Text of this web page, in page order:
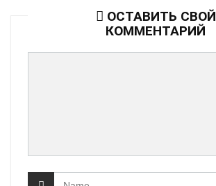
ОСТАВИТЬ СВОЙ
КОММЕНТАРИЙ